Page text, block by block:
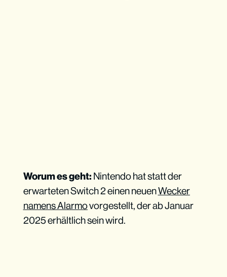
Worum es geht: Nintendo hat statt der
erwarteten Switch 2 einen neuenWecker
namens Alarmovorgestellt, der ab Januar
2025 erhältlich sein wird.